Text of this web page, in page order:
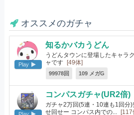
オススメのガチャ
Play
知るかバカうどん
うどんタウンに登場したキャラ
ャです [49体]
99978回 109 メガG
Play
コンパスガチャ(UR2倍)
ガチャ2万回(5連・10連も1回
せ回せー コンパス内での...
[117